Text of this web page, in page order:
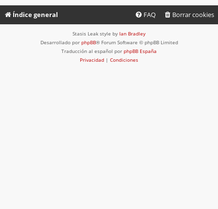
Índice general Borrar cookies
FAQ
Stasis Leak style by Ian Bradley
Desarrollado por phpBB® Forum Software © phpBB Limited
Traducción al español por phpBB España
Privacidad | Condiciones